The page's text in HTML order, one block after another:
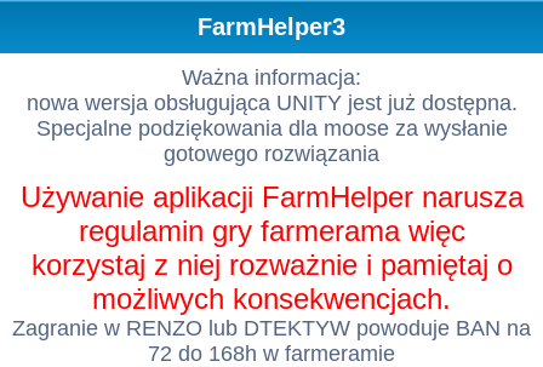
FarmHelper3
Ważna informacja:
nowa wersja obsługująca UNITY jest już dostępna.
Specjalne podziękowania dla moose za wysłanie
gotowego rozwiązania
Używanie aplikacji FarmHelper narusza
regulamin gry farmerama więc
korzystaj z niej rozważnie i pamiętaj o
możliwych konsekwencjach.
Zagranie w RENZO lub DTEKTYW powoduje BAN na
72 do 168h w farmeramie